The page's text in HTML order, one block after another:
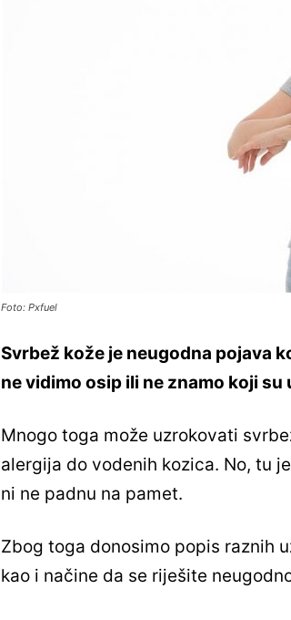
Foto: Pxfuel
Svrbež kože je neugodna pojava
ne vidimo osip ili ne znamo koji
Mnogo toga može uzrokovati
alergija do vodenih kozica. No, tu
ni ne padnu na pamet.
Zbog toga donosimo popis raznih
kao i načine da se riješite